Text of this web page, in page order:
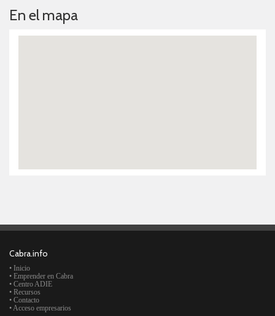
En el mapa
Cabra.info
• Inicio
• Emprender en Cabra
• Centro ADIE
• Recursos
• Contacto
• Acceso empresarios